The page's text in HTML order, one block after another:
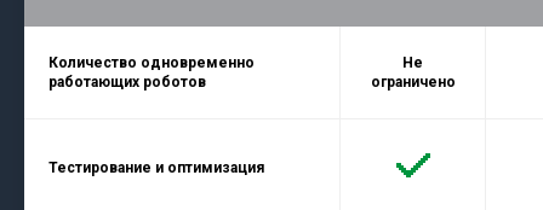
Количество одновременно
работающих роботов
Не
ограничено
Тестирование и оптимизация